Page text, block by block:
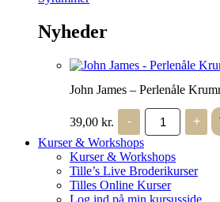
Nyheder
John James – Perlenåle
39,00 kr. -
John
James
-
Perlenåle
Krumme
10
antal
+
Kurser & Workshops
Kurser & Workshops
Tille’s Live Broderikurser
Tilles Online Kurser
Log ind på min kursusside